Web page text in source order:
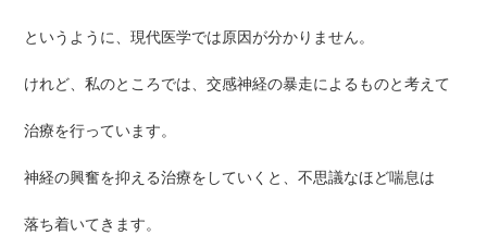
というように、現代医学では原因が分かりません。
けれど、私のところでは、交感神経の暴走によるものと考えて
治療を行っています。
神経の興奮を抑える治療をしていくと、不思議なほど喘息は
落ち着いてきます。